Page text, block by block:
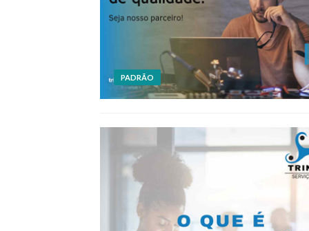
PADRÃO